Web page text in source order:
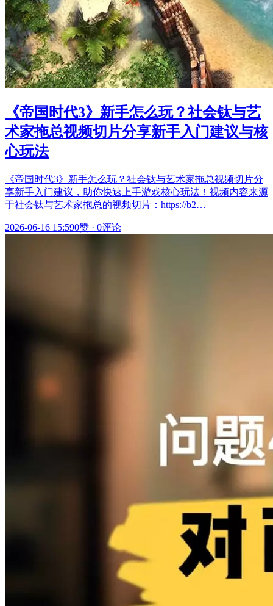
《帝国时代3》新手怎么玩？社会钛与艺
术家拖总视频切片分享新手入门建议与核
心玩法
《帝国时代3》新手怎么玩？社会钛与艺术家拖总视频切片分
享新手入门建议，助你快速上手游戏核心玩法！视频内容来源
于社会钛与艺术家拖总的视频切片：https://b2…
2026-06-16 15:590赞 · 0评论